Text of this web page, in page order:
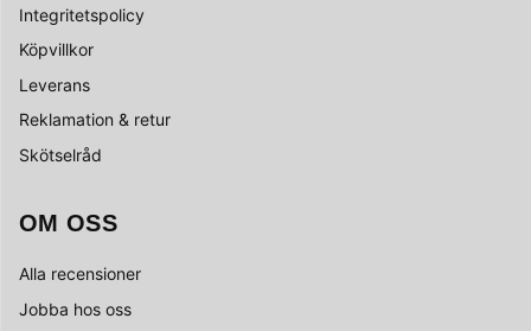
Integritetspolicy
Köpvillkor
Leverans
Reklamation & retur
Skötselråd
OM OSS
Alla recensioner
Jobba hos oss